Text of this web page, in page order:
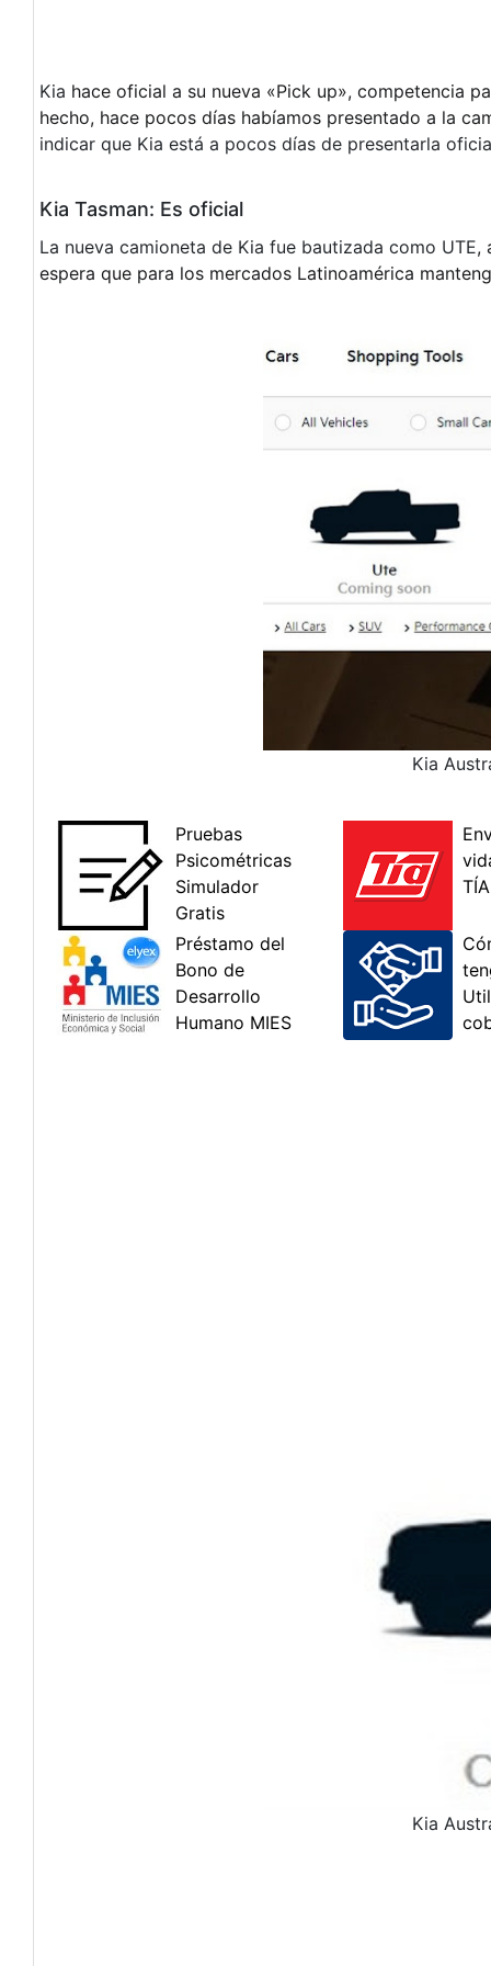
Kia hace oficial a su nueva «Pick up», competencia
hecho, hace pocos días habíamos presentado a la
indicar que Kia está a pocos días de presentarla
Kia Tasman: Es oficial
La nueva camioneta de Kia fue bautizada como UTE,
espera que para los mercados Latinoamérica
Kia
Kia